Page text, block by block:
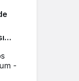
-